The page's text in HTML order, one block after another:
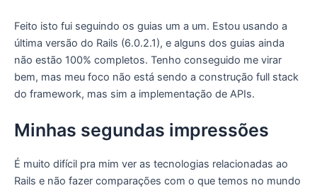
Feito isto fui seguindo os guias um a um. Estou usando a
última versão do Rails (6.0.2.1), e alguns dos guias ainda
não estão 100% completos. Tenho conseguido me virar
bem, mas meu foco não está sendo a construção full stack
do framework, mas sim a implementação de APIs.
Minhas segundas impressões
É muito difícil pra mim ver as tecnologias relacionadas ao
Rails e não fazer comparações com o que temos no mundo